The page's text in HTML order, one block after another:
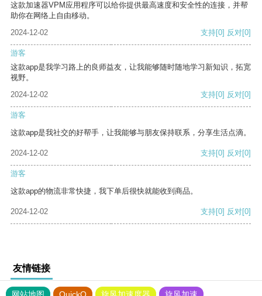
这款加速器VPM应用程序可以给你提供最高速度和安全性的连接，并帮
助你在网络上自由移动。
2024-12-02
支持[0] 反对[0]
游客
这款app是我学习路上的良师益友，让我能够随时随地学习新知识，拓宽
视野。
2024-12-02
支持[0] 反对[0]
游客
这款app是我社交的好帮手，让我能够与朋友保持联系，分享生活点滴。
2024-12-02 支持[0] 反对[0]
游客
这款app的物流非常快捷，我下单后很快就能收到商品。
2024-12-02 支持[0] 反对[0]
友情链接